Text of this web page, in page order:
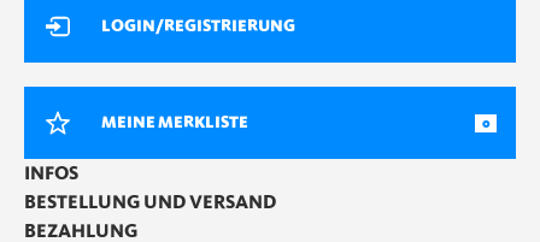
LOGIN/REGISTRIERUNG
MEINE MERKLISTE 0
INFOS
BESTELLUNG UND VERSAND
BEZAHLUNG